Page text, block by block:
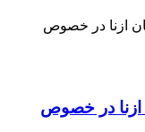
ازنا در خصوص